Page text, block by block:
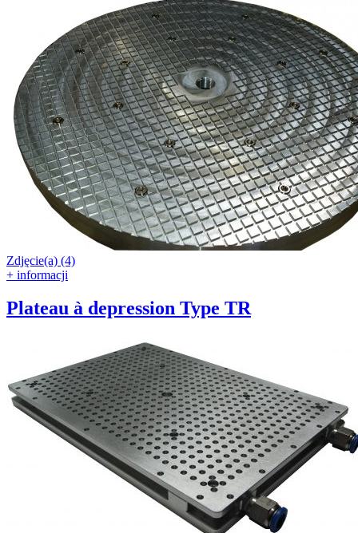
Zdjęcie(a) (4)
+ informacji
Plateau à depression Type TR